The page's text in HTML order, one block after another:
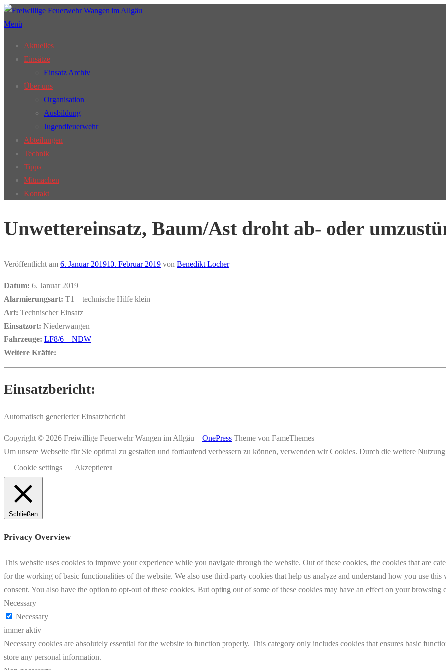
Zum
Inhalt
Menü
Aktuelles
Einsätze
Einsatz Archiv
Über uns
Organisation
Ausbildung
Jugendfeuerwehr
Abteilungen
Technik
Tipps
Mitmachen
Kontakt
Unwettereinsatz, Baum/Ast droht ab- oder
Veröffentlicht am 6. Januar 201910. Februar 2019 von Benedikt Locher
Datum: 6. Januar 2019
Alarmierungsart: T1 – technische Hilfe klein
Art: Technischer Einsatz
Einsatzort: Niederwangen
Fahrzeuge: LF8/6 – NDW
Weitere Kräfte:
Einsatzbericht:
Automatisch generierter Einsatzbericht
Copyright © 2026 Freiwillige Feuerwehr Wangen im Allgäu – OnePress Theme von FameThemes
Um unsere Webseite für Sie optimal zu gestalten und fortlaufend verbessern zu können, verwenden wir Cookies. Durch die weitere
Cookie settings
Akzeptieren
Schließen
Privacy Overview
This website uses cookies to improve your experience while you navigate through the website. Out of these cookies, the cookies that are
for the working of basic functionalities of the website. We also use third-party cookies that help us analyze and understand how you use
consent. You also have the option to opt-out of these cookies. But opting out of some of these cookies may have an effect on your browsing
Necessary
Necessary
immer aktiv
Necessary cookies are absolutely essential for the website to function properly. This category only includes cookies that ensures basic
store any personal information.